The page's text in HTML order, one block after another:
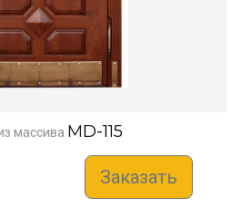
массива MD-115
Заказать